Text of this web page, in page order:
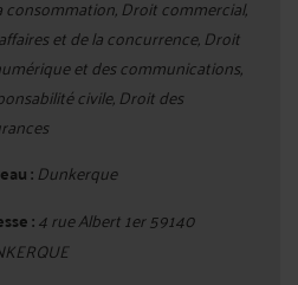
consommation, Droit commercial,
et de la concurrence, Droit
et des communications,
civile, Droit des
: Dunkerque
:4 rue Albert 1er 59140